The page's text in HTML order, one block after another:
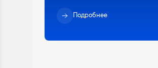
Подробнее